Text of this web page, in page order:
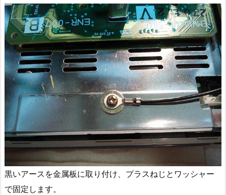
黒いアースを金属板に取り付け、プラスねじとワッシャー
で固定します。